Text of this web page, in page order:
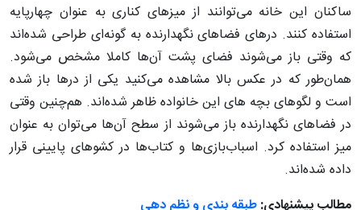
ساکنان این خانه می‌توانند از میزهای کناری به عنوان چهارپایه‌
استفاده کنند. درهای فضاهای نگهدارنده به گونه‌ای طراحی شده‌اند
که وقتی باز می‌شوند فضای پشت آن‌ها کاملا مشخص می‌شود.
همان‌طور که در عکس بالا مشاهده می‌کنید یکی از درها باز شده
است و لگوهای بچه های این خانواده ظاهر شده‌اند. هم‌چنین وقتی
در فضاهای نگهدارنده باز می‌شوند از سطح آن‌ها می‌توان به عنوان
میز استفاده کرد. اسباب‌بازی‌ها و کتاب‌ها در کشوهای پایینی قرار
داده شده‌اند.
مطالب پیشنهادی:طبقه بندی و نظم دهی